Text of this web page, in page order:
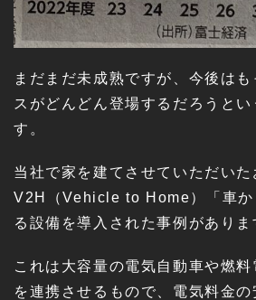
まだまだ未成熟ですが、今後は
スがどんどん登場するだろうとい
す。
当社で家を建てさせていただいた
V2H（Vehicle to Home）「車か
る設備を導入された事例がありま
これは大容量の電気自動車や燃
を連携させるもので、電気料金